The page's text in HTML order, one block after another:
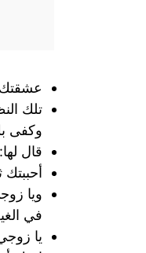
تلك
وكفى
قال
ويا
في
يا